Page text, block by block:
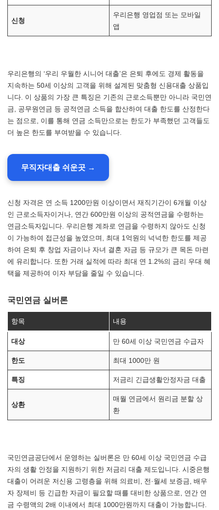
신청
우리은행 영업점 또는 모바일
앱
우리은행의 ‘우리 우월한 시니어 대출’은 은퇴 후에도 경제 활동을
지속하는 50세 이상의 고객을 위해 설계된 맞춤형 신용대출 상품입
니다. 이 상품의 가장 큰 특징은 기존의 근로소득뿐만 아니라 국민연
금, 공무원연금 등 공적연금 소득을 합산하여 대출 한도를 산정한다
는 점으로, 이를 통해 연금 소득만으로는 한도가 부족했던 고객들도
더 높은 한도를 부여받을 수 있습니다.
무직자대출 쉬운곳 →
신청 자격은 연 소득 1200만원 이상이면서 재직기간이 6개월 이상
인 근로소득자이거나, 연간 600만원 이상의 공적연금을 수령하는
연금소득자입니다. 우리은행 계좌로 연금을 수령하지 않아도 신청
이 가능하여 접근성을 높였으며, 최대 1억원의 넉넉한 한도를 제공
하여 은퇴 후 창업 자금이나 자녀 결혼 자금 등 규모가 큰 목돈 마련
에 유리합니다. 또한 거래 실적에 따라 최대 연 1.2%의 금리 우대 혜
택을 제공하여 이자 부담을 줄일 수 있습니다.
국민연금 실버론
항목 내용
대상 만 60세 이상 국민연금 수급자
한도 최대 1000만 원
특징 저금리 긴급생활안정자금 대출
상환
매월 연금에서 원리금 분할 상
환
국민연금공단에서 운영하는 실버론은 만 60세 이상 국민연금 수급
자의 생활 안정을 지원하기 위한 저금리 대출 제도입니다. 시중은행
대출이 어려운 저신용 고령층을 위해 의료비, 전·월세 보증금, 배우
자 장제비 등 긴급한 자금이 필요할 때를 대비한 상품으로, 연간 연
금 수령액의 2배 이내에서 최대 1000만원까지 대출이 가능합니다.